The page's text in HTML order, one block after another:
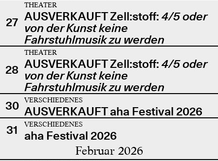
27
THEATER
AUSVERKAUFT Zell:stoff: 4/5 oder
von der Kunst keine
Fahrstuhlmusik zu werden
28
THEATER
AUSVERKAUFT Zell:stoff: 4/5 oder
von der Kunst keine
Fahrstuhlmusik zu werden
30
VERSCHIEDENES
AUSVERKAUFT aha Festival 2026
31
VERSCHIEDENES
aha Festival 2026
Februar 2026